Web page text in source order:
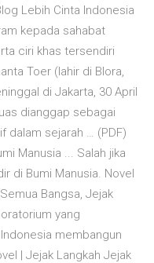
Lebih Cinta Indonesia
kepada sahabat
ciri khas tersendiri
Toer (lahir di Blora,
di Jakarta, 30 April
dianggap sebagai
dalam sejarah … (PDF)
Manusia ... Salah jika
di Bumi Manusia. Novel
Bangsa, Jejak
yang
membangun
| Jejak Langkah Jejak